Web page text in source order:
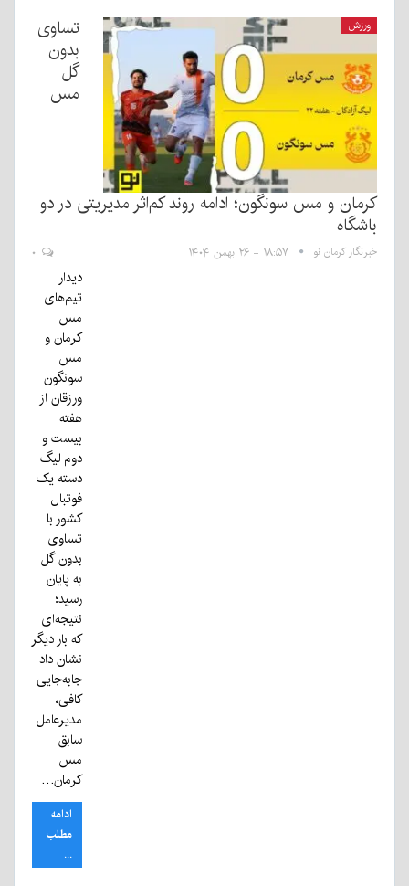
ورزش
تساوی
بدون
گل
مس
کرمان و مس سونگون؛ ادامه روند کم‌اثر مدیریتی در دو
باشگاه
خبرنگار کرمان نو ۱۸:۵۷ - ۲۶ بهمن ۱۴۰۴
دیدار
تیم‌های
مس
کرمان و
مس
سونگون
ورزقان از
هفته
بیست و
دوم لیگ
دسته یک
فوتبال
کشور با
تساوی
بدون گل
به پایان
رسید؛
نتیجه‌ای
که بار دیگر
نشان داد
جابه‌جایی
کافی،
مدیرعامل
سابق
مس
کرمان…
ادامه
مطلب
...